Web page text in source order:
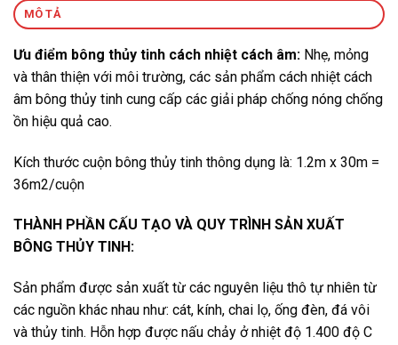
MÔ TẢ
Ưu điểm bông thủy tinh cách nhiệt cách âm: Nhẹ, mỏng
và thân thiện với môi trường, các sản phẩm cách nhiệt cách
âm bông thủy tinh cung cấp các giải pháp chống nóng chống
ồn hiệu quả cao.
Kích thước cuộn bông thủy tinh thông dụng là: 1.2m x 30m =
36m2/cuộn
THÀNH PHẦN CẤU TẠO VÀ QUY TRÌNH SẢN XUẤT
BÔNG THỦY TINH:
Sản phẩm được sản xuất từ các nguyên liệu thô tự nhiên từ
các nguồn khác nhau như: cát, kính, chai lọ, ống đèn, đá vôi
và thủy tinh. Hỗn hợp được nấu chảy ở nhiệt độ 1.400 độ C